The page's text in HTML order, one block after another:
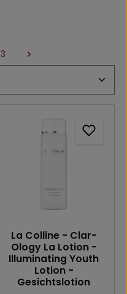
Seite
3
La Colline - Clar-
Ology La Lotion -
Illuminating Youth
Lotion -
Gesichtslotion